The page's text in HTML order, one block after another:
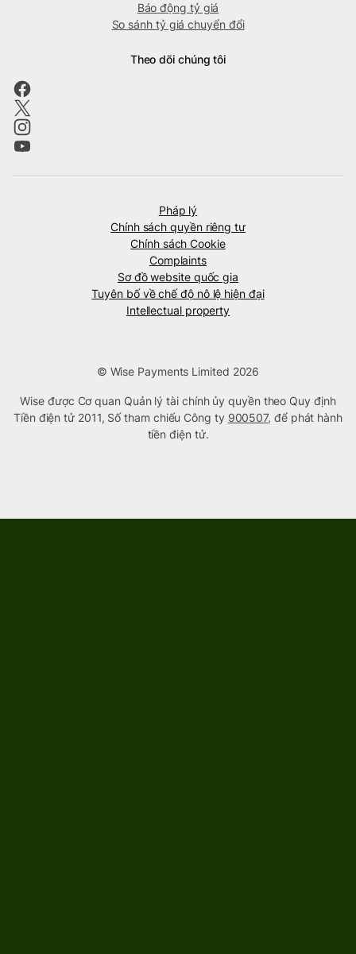
Báo động tỷ giá
So sánh tỷ giá chuyển đổi
Theo dõi chúng tôi
Pháp lý
Chính sách quyền riêng tư
Chính sách Cookie
Complaints
Sơ đồ website quốc gia
Tuyên bố về chế độ nô lệ hiện đại
Intellectual property
© Wise Payments Limited 2026
Wise được Cơ quan Quản lý tài chính ủy quyền theo Quy định
Tiền điện tử 2011, Số tham chiếu Công ty 900507, để phát hành
tiền điện tử.